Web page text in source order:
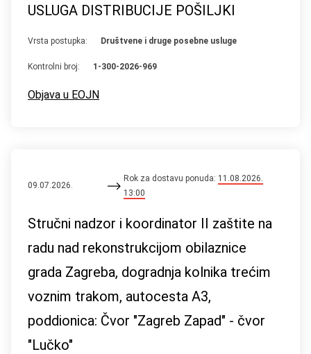
USLUGA DISTRIBUCIJE POŠILJKI
Vrsta postupka: Društvene i druge posebne usluge
Kontrolni broj: 1-300-2026-969
Objava u EOJN
09.07.2026.
Rok za dostavu ponuda: 11.08.2026.
13:00
Stručni nadzor i koordinator II zaštite na
radu nad rekonstrukcijom obilaznice
grada Zagreba, dogradnja kolnika trećim
voznim trakom, autocesta A3,
poddionica: Čvor "Zagreb Zapad" - čvor
"Lučko"